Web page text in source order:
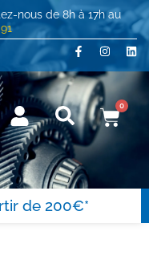
nous de 8h à 17h au
0
de 200€*